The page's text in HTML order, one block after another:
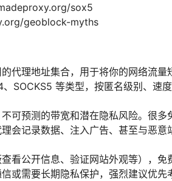
sox5
geoblock-myths
代理地址集合，用于将你的网络流
SOCKS5 等类型，按匿名级别、速
可预测的带宽和潜在隐私风险。很多
会记录数据、注入广告、甚至与恶意
看公开信息、验证网站外观等），
或需要长期隐私保护，强烈建议优